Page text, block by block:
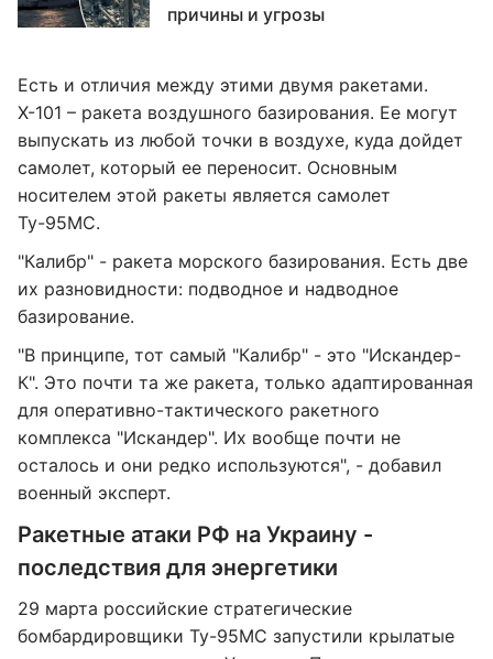
причины и угрозы
Есть и отличия между этими двумя ракетами.
Х-101 – ракета воздушного базирования. Ее могут
выпускать из любой точки в воздухе, куда дойдет
самолет, который ее переносит. Основным
носителем этой ракеты является самолет
Ту-95МС.
"Калибр" - ракета морского базирования. Есть две
их разновидности: подводное и надводное
базирование.
"В принципе, тот самый "Калибр" - это "Искандер-
К". Это почти та же ракета, только адаптированная
для оперативно-тактического ракетного
комплекса "Искандер". Их вообще почти не
осталось и они редко используются", - добавил
военный эксперт.
Ракетные атаки РФ на Украину -
последствия для энергетики
29 марта российские стратегические
бомбардировщики Ту-95МС запустили крылатые